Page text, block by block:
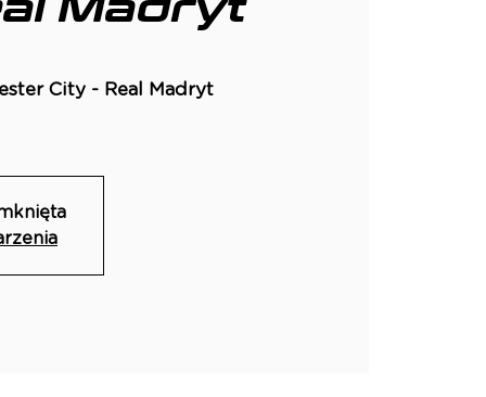
City - Real Madryt